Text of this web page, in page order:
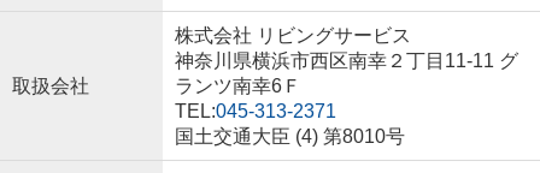
取扱会社
株式会社 リビングサービス
神奈川県横浜市西区南幸２丁目11-11 グ
ランツ南幸6Ｆ
TEL:045-313-2371
国土交通大臣 (4) 第8010号